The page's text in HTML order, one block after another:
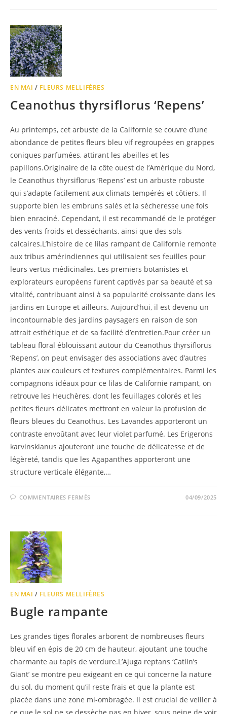
EN MAI / FLEURS MELLIFÈRES
Ceanothus thyrsiflorus ‘Repens’
Au printemps, cet arbuste de la Californie se couvre d’une
abondance de petites fleurs bleu vif regroupées en grappes
coniques parfumées, attirant les abeilles et les
papillons.Originaire de la côte ouest de l’Amérique du Nord,
le Ceanothus thyrsiflorus ‘Repens’ est un arbuste robuste
qui s’adapte facilement aux climats tempérés et côtiers. Il
supporte bien les embruns salés et la sécheresse une fois
bien enraciné. Cependant, il est recommandé de le protéger
des vents froids et desséchants, ainsi que des sols
calcaires.L’histoire de ce lilas rampant de Californie remonte
aux tribus amérindiennes qui utilisaient ses feuilles pour
leurs vertus médicinales. Les premiers botanistes et
explorateurs européens furent captivés par sa beauté et sa
vitalité, contribuant ainsi à sa popularité croissante dans les
jardins en Europe et ailleurs. Aujourd’hui, il est devenu un
incontournable des jardins paysagers en raison de son
attrait esthétique et de sa facilité d’entretien.Pour créer un
tableau floral éblouissant autour du Ceanothus thyrsiflorus
‘Repens’, on peut envisager des associations avec d’autres
plantes aux couleurs et textures complémentaires. Parmi les
compagnons idéaux pour ce lilas de Californie rampant, on
retrouve les Heuchères, dont les feuillages colorés et les
petites fleurs délicates mettront en valeur la profusion de
fleurs bleues du Ceanothus. Les Lavandes apporteront un
contraste envoûtant avec leur violet parfumé. Les Erigerons
karvinskianus ajouteront une touche de délicatesse et de
légèreté, tandis que les Agapanthes apporteront une
structure verticale élégante,…
COMMENTAIRES FERMÉS 04/09/2025
EN MAI / FLEURS MELLIFÈRES
Bugle rampante
Les grandes tiges florales arborent de nombreuses fleurs
bleu vif en épis de 20 cm de hauteur, ajoutant une touche
charmante au tapis de verdure.L’Ajuga reptans ‘Catlin’s
Giant’ se montre peu exigeant en ce qui concerne la nature
du sol, du moment qu’il reste frais et que la plante est
placée dans une zone mi-ombragée. Il est crucial de veiller à